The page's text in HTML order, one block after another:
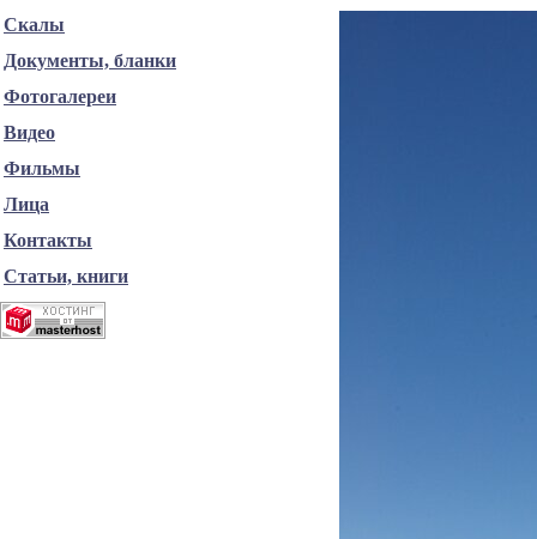
Скалы
Документы, бланки
Фотогалереи
Видео
Фильмы
Лица
Контакты
Статьи, книги